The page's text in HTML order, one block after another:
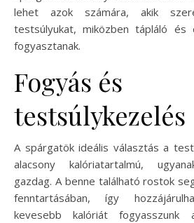
lehet azok számára, akik
testsúlyukat, miközben tápláló és
fogyasztanak.
Fogyás és
testsúlykezelés
A spárgatök ideális választás a
alacsony kalóriatartalmú,
gazdag. A benne található rostok
fenntartásában, így
kevesebb kalóriát